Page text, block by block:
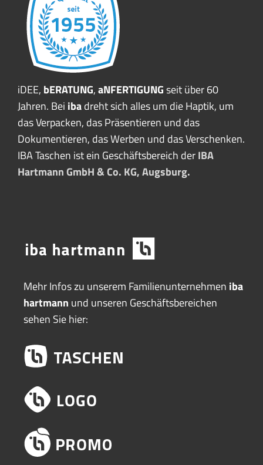
iDEE, bERATUNG,aNFERTIGUNGseit über 60
Jahren. Bei ibadreht sich alles um die Haptik, um
das Verpacken, das Präsentieren und das
Dokumentieren, das Werben und das Verschenken.
IBA Taschen ist ein Geschäftsbereich derIBA
Hartmann GmbH & Co. KG, Augsburg.
Mehr Infos zu unserem Familienunternehmen iba
hartmann und unseren Geschäftsbereichen
sehen Sie hier: